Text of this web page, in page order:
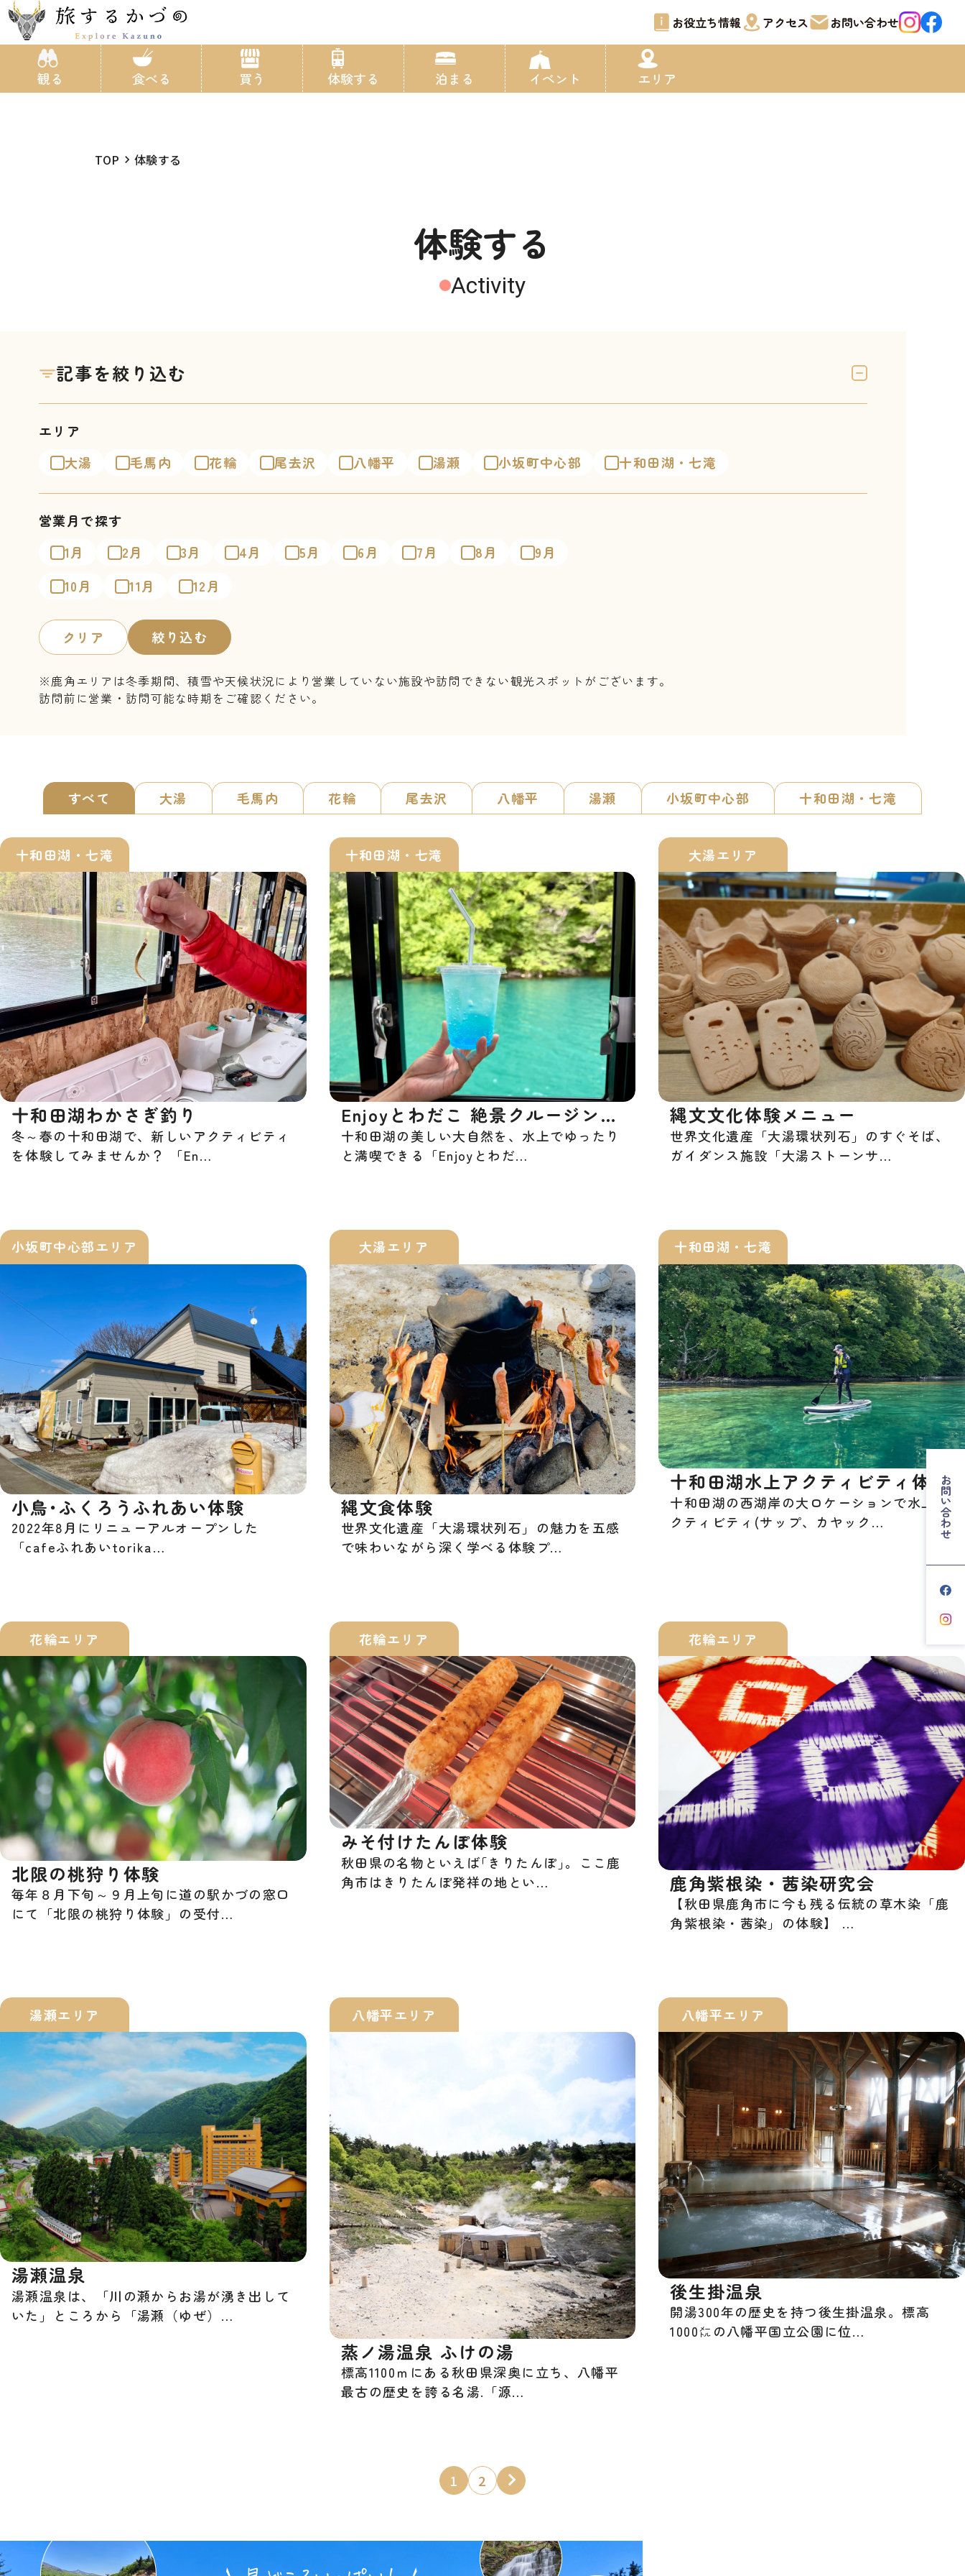
お役立ち情報 アクセス お問い合わせ
観る 食べる 買う 体験する 泊まる イベント エリア
お問い合わせ
TOP 体験する
体験する
Activity
記事を絞り込む
エリア
大湯
毛馬内 花輪 尾去沢 八幡平 湯瀬 小坂町中心部 十和田湖・七滝
営業月で探す
1月
2月 3月 4月 5月 6月 7月 8月
9月
10月
11月 12月
クリア 絞り込む
※鹿角エリアは冬季期間、積雪や天候状況により営業していない施設や訪問できない観光スポットがございます。
訪問前に営業・訪問可能な時期をご確認ください。
すべて 大湯 毛馬内 花輪 尾去沢 八幡平 湯瀬 小坂町中心部 十和田湖・七滝
十和田湖・七滝
十和田湖わかさぎ釣り
冬～春の十和田湖で、新しいアクティビティ
を体験してみませんか？ 「En…
十和田湖・七滝
Enjoyとわだこ 絶景クルージング
カフェ
十和田湖の美しい大自然を、水上でゆったり
と満喫できる「Enjoyとわだ…
大湯エリア
縄文文化体験メニュー
世界文化遺産「大湯環状列石」のすぐそば、
ガイダンス施設「大湯ストーンサ…
小坂町中心部エリア
小鳥･ふくろうふれあい体験
2022年8月にリニューアルオープンした
「cafeふれあいtorika…
大湯エリア
縄文食体験
世界文化遺産「大湯環状列石」の魅力を五感
で味わいながら深く学べる体験プ…
十和田湖・七滝
十和田湖水上アクティビティ体験
十和田湖の西湖岸の大ロケーションで水上ア
クティビティ(サップ、カヤック…
花輪エリア
北限の桃狩り体験
毎年８月下旬～９月上旬に道の駅かづの窓口
にて「北限の桃狩り体験」の受付…
花輪エリア
みそ付けたんぽ体験
秋田県の名物といえば｢きりたんぽ｣。ここ鹿
角市はきりたんぽ発祥の地とい…
花輪エリア
鹿角紫根染・茜染研究会
【秋田県鹿角市に今も残る伝統の草木染「鹿
角紫根染・茜染」の体験】 …
湯瀬エリア
湯瀬温泉
湯瀬温泉は、「川の瀬からお湯が湧き出して
いた」ところから「湯瀬（ゆぜ）…
八幡平エリア
蒸ノ湯温泉 ふけの湯
標高1100ｍにある秋田県深奥に立ち、八幡平
最古の歴史を誇る名湯.「源…
八幡平エリア
後生掛温泉
開湯300年の歴史を持つ後生掛温泉。標高
1000㍍の八幡平国立公園に位…
1 2